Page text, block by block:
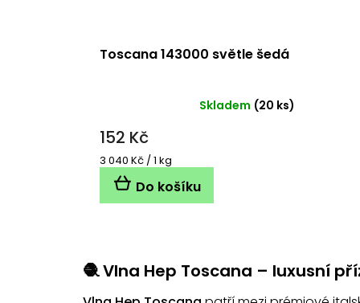
Toscana 143000 světle šedá
Skladem (20 ks)
152 Kč
Měrná
cena:
3 040 Kč / 1 kg
Do košíku
🧶 Vlna Hep Toscana – luxusní